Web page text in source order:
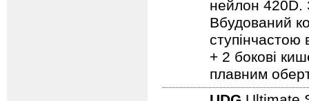
нейлон 420D.
Вбудований
+ 2 бокові
плавним